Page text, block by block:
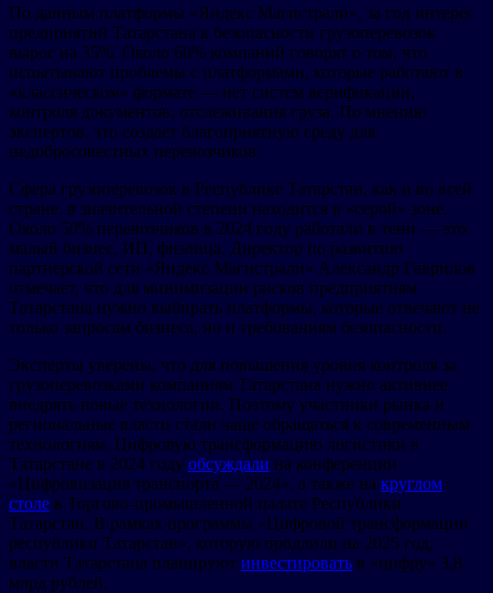
По данным платформы «Яндекс Магистрали», за год интерес
предприятий Татарстана к безопасности грузоперевозок
вырос на 35%. Около 60% компаний говорят о том, что
испытывают проблемы с платформами, которые работают в
«классическом» формате — нет систем верификации,
контроля документов, отслеживания груза. По мнению
экспертов, это создает благоприятную среду для
недобросовестных перевозчиков.
Сфера грузоперевозок в Республике Татарстан, как и во всей
стране, в значительной степени находится в «серой» зоне.
Около 50% перевозчиков в 2024 году работали в тени — это
малый бизнес, ИП, физлица. Директор по развитию
партнерской сети «Яндекс Магистрали» Александр Гаврилов
отмечает, что для минимизации рисков предприятиям
Татарстана нужно выбирать платформы, которые отвечают не
только запросам бизнеса, но и требованиям безопасности.
Эксперты уверены, что для повышения уровня контроля за
грузоперевозками компаниям Татарстана нужно активнее
внедрять новые технологии. Поэтому участники рынка и
региональные власти стали чаще обращаться к современным
технологиям. Цифровую трансформацию логистики в
Татарстане в 2024 году обсуждали на конференции
«Цифровизация транспорта — 2024», а также на круглом
столе в Торгово-промышленной палате Республики
Татарстан. В рамках программы «Цифровой трансформации
республики Татарстан», которую продлили на 2025 год,
власти Татарстана планируют инвестировать в «цифру» 3,8
млрд рублей.